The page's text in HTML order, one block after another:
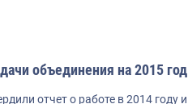
объединения на 2015 год
отчет о работе в 2014 году и